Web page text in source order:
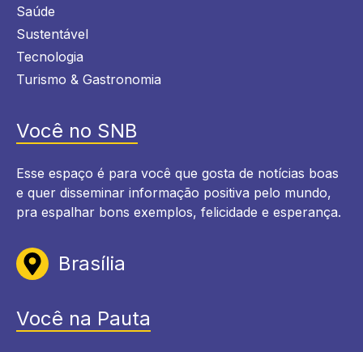
Saúde
Sustentável
Tecnologia
Turismo & Gastronomia
Você no SNB
Esse espaço é para você que gosta de notícias boas
e quer disseminar informação positiva pelo mundo,
pra espalhar bons exemplos, felicidade e esperança.
Brasília
Você na Pauta